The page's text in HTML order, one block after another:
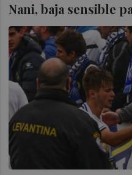
Nani, baja sensible